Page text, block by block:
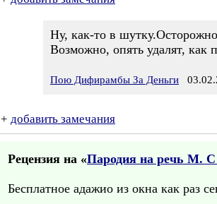
Ну, как-то в
Возможно, опять удалят, как
Пою Дифирамбы За Деньги
+ добавить замечания
Рецензия на «Пародия на речь М. С
Бесплатное адажио из окна как раз